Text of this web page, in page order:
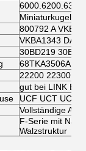
800792 A VKBA
VKBA1343
30BD219
68TKA3506AR
22200 22300
gut bei LINK
UCF UCT UCFL
Vollständige
F-Serie mit
Walzstruktur